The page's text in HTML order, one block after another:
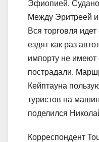
Эфиопией,
Между Эритреей
Вся торговля
ездят как раз
импорту не
пострадали.
Кейптауна
туристов на
поделился
Корреспондент